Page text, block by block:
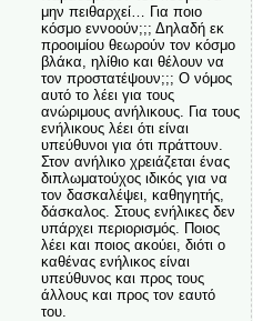
μην πειθαρχεί… Για ποιο
κόσμο εννοούν;;; Δηλαδή εκ
προοιμίου θεωρούν τον κόσμο
βλάκα, ηλίθιο και θέλουν να
τον προστατέψουν;;; Ο νόμος
αυτό το λέει για τους
ανώριμους ανήλικους. Για τους
ενήλικους λέει ότι είναι
υπεύθυνοι για ότι πράττουν.
Στον ανήλικο χρειάζεται ένας
διπλωματούχος ιδικός για να
τον δασκαλέψει, καθηγητής,
δάσκαλος. Στους ενήλικες δεν
υπάρχει περιορισμός. Ποιος
λέει και ποιος ακούει, διότι ο
καθένας ενήλικος είναι
υπεύθυνος και προς τους
άλλους και προς τον εαυτό
του.